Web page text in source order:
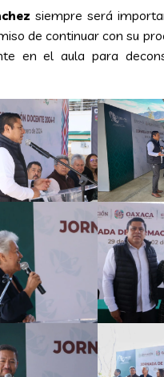
siempre será
de continuar con su
en el aula para